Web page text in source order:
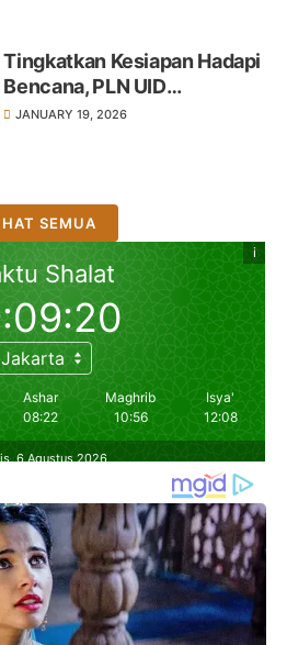
Tingkatkan Kesiapan Hadapi
Bencana, PLN UID
Sulselrabar Gelar Pelatihan
JANUARY 19, 2026
SEMUA